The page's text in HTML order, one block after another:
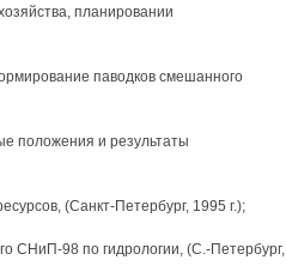
планировании
паводков смешанного
положения и результаты
(Санкт-Петербург, 1995 г.);
СНиП-98 по гидрологии, (С.-Петербург,